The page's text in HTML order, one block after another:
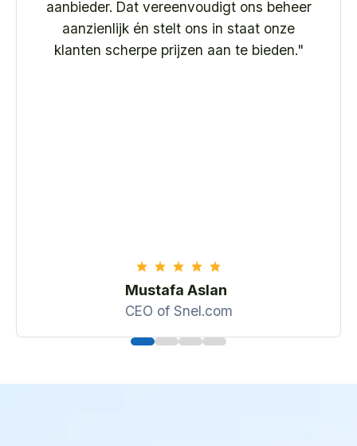
voor honderden TLD's – alles onder één
dak. We werken met minder partners en
systemen, en dat scheelt ons dagelijks
Lucas Rolff
CEO of PerfGrid